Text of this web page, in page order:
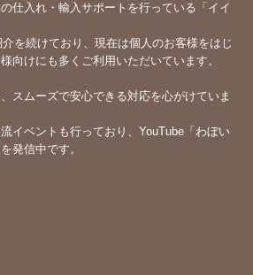
仕入れ・輸入サポートを行っている「イイ
を続けており、現在は個人のお客様をはじ
向けにも多くご利用いただいています。
スムーズで安心できる対応を心がけていま
イベントも行っており、YouTube「 わぼい
発信中です。